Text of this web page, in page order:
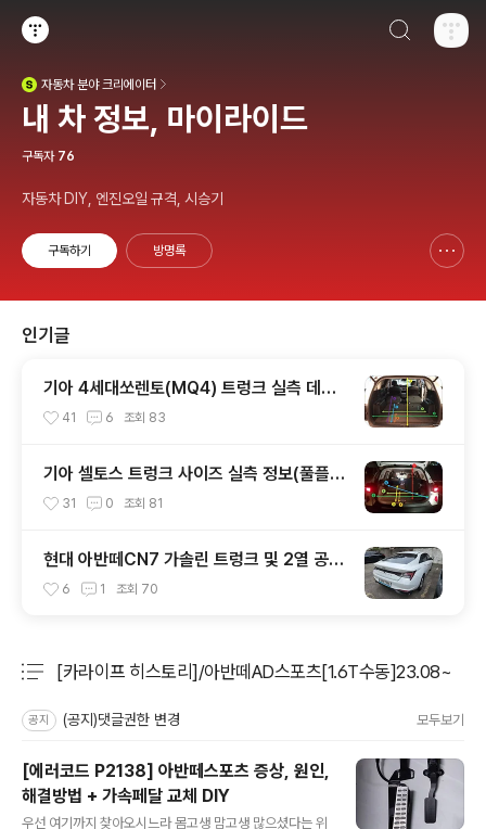
자동차분야 크리에이터
내 차 정보, 마이라이드
구독자 76
자동차 DIY, 엔진오일 규격, 시승기
구독하기 방명록
인기글
기아 4세대쏘렌토(MQ4) 트렁크 실측 데이
터(적재함 크기,길이,높이,너비)
41 6 조회 83
기아 셀토스 트렁크 사이즈 실측 정보(풀플렛
등)31 0 조회 81
현대 아반떼CN7 가솔린 트렁크 및 2열 공간
실측 결과
6 1 조회 70
[카라이프 히스토리]/아반떼AD스포츠[1.6T수동]23.08~
공지 (공지)댓글권한 변경 모두보기
[에러코드 P2138] 아반떼스포츠 증상, 원인,
해결방법 + 가속페달 교체 DIY
우선 여기까지 찾아오시느라 몸고생 맘고생 많으셨다는 위